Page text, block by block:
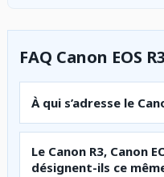
FAQ Canon EOS R3
À qui s’adresse le
Le Canon R3, Canon
désignent-ils ce